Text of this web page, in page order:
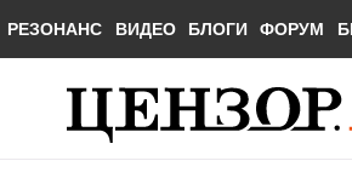
РЕЗОНАНС ВИДЕО БЛОГИ ФОРУМ